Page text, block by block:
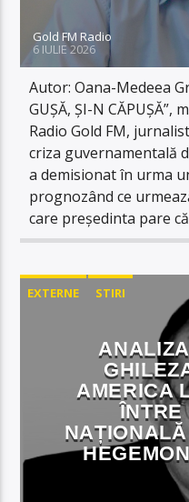
Gold FM Radio
6 IULIE 2026
Autor: Oana-Medeea
GUȘĂ, ȘI-N CĂPUȘĂ”,
Radio Gold FM,
criza guvernamentală
a demisionat în urma
prognozând ce
care președinta pare
EXTERNE STIRI
AMERICA
ÎNTRE